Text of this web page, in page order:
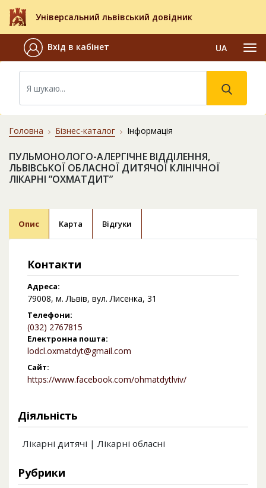
Універсальний львівський довідник
Вхід в кабінет UA
Головна Бізнес-каталог Інформація
ПУЛЬМОНОЛОГО-АЛЕРГІЧНЕ ВІДДІЛЕННЯ,
ЛЬВІВСЬКОЇ ОБЛАСНОЇ ДИТЯЧОЇ КЛІНІЧНОЇ
ЛІКАРНІ ”ОХМАТДИТ”
Опис Карта Відгуки
Контакти
Адреса:
79008, м. Львів, вул. Лисенка, 31
Телефони:
(032) 2767815
Електронна пошта:
lodcl.oxmatdyt@gmail.com
Сайт:
https://www.facebook.com/ohmatdytlviv/
Діяльність
Лікарні дитячі | Лікарні обласні
Рубрики